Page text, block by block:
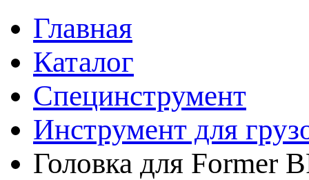
Главная
Каталог
Специнструмент
Инструмент для
Головка для Former